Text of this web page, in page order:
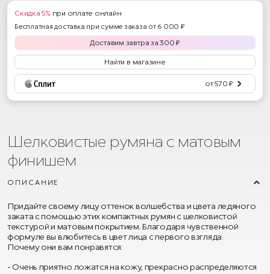
Скидка 5% при оплате онлайн
Бесплатная доставка при сумме заказа от 6 000 ₽
Доставим завтра за300 ₽
Найти в магазине
от 570 ₽
Шелковистые румяна с матовым
финишем
ОПИСАНИЕ
Придайте своему лицу оттенок волшебства и цвета ледяного
заката с помощью этих компактных румян с шелковистой
текстурой и матовым покрытием. Благодаря чувственной
формуле вы влюбитесь в цвет лица с первого взгляда.
Почему они вам понравятся:
Очень приятно ложатся на кожу, прекрасно распределяются